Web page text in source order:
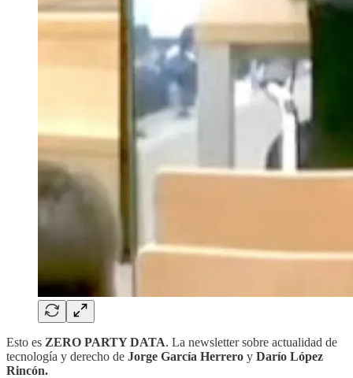
Esto es ZERO PARTY DATA. La newsletter sobre actualidad de
tecnología y derecho de Jorge García Herrero y Darío López
Rincón.